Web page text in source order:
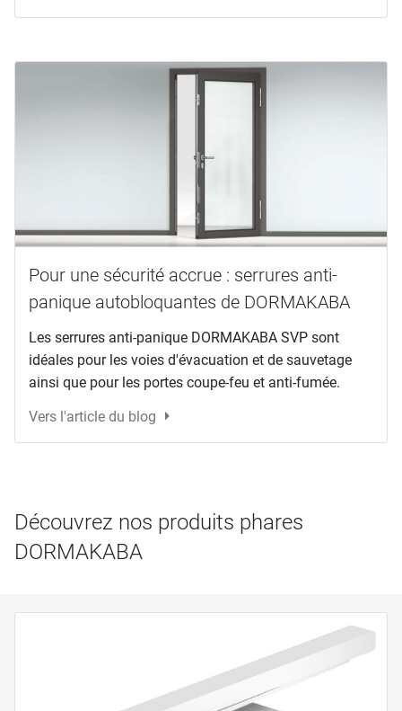
Pour une sécurité accrue : serrures anti-
panique autobloquantes de DORMAKABA
Les serrures anti-panique DORMAKABA SVP sont
idéales pour les voies d'évacuation et de sauvetage
ainsi que pour les portes coupe-feu et anti-fumée.
Vers l'article du blog
Découvrez nos produits phares
DORMAKABA